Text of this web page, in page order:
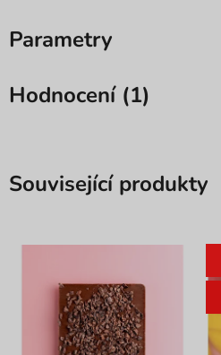
Parametry
Hodnocení (1)
Související produkty